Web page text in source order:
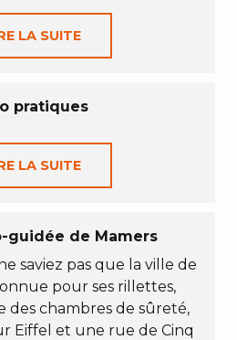
LA SUITE
pratiques
LA SUITE
guidée de Mamers
saviez pas que la ville de
pour ses rillettes,
des chambres de sûreté,
Eiffel et une rue de Cinq